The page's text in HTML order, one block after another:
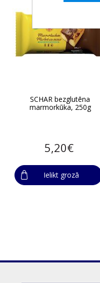
SCHAR bezglutēna
marmorkūka, 250g
5,20€
Ielikt grozā